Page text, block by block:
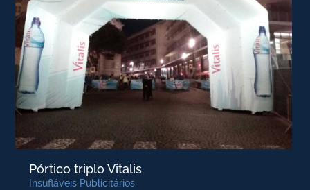
Pórtico triplo Vitalis
Insufláveis Publicitários